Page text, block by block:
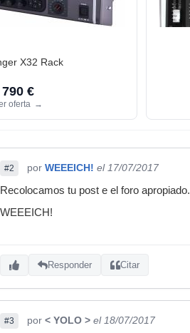
X32 Rack
790 €
oferta →
#2 por WEEEICH! el 17/07/2017
Recolocamos tu post e el foro apropiado.
WEEEICH!
Responder Citar
#3 por < YOLO > el 18/07/2017